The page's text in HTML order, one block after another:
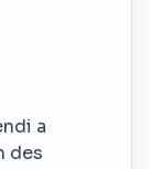
a
des